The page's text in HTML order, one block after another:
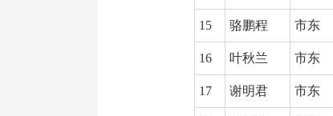
15 骆鹏程 市东
16 叶秋兰 市东
17 谢明君 市东